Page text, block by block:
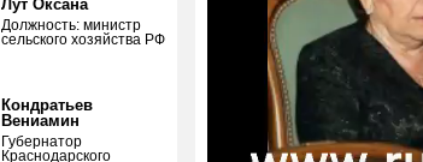
Лут Оксана
Должность: министр
сельского хозяйства РФ
Кондратьев
Вениамин
Губернатор
Краснодарского